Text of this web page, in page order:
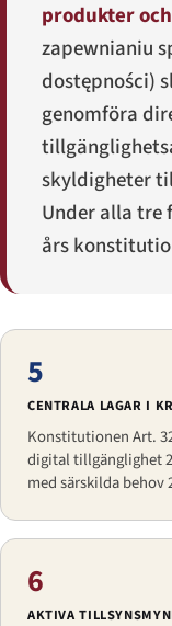
produkter
zapewnianiu
dostępności)
genomföra
skyldigheter
Under alla tre
års
5
CENTRALA LAGAR I
Konstitutionen Art.
digital tillgänglighet
med särskilda behov
6
AKTIVA